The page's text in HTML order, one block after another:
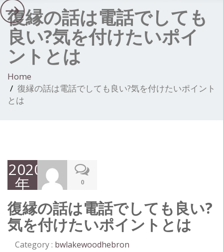
復縁の話は電話でしても
良い?気を付けたいポイ
ントとは
Home
復縁の話は電話でしても良い?気を付けたいポイント
とは
2020
年
12
月
11
日
0
復縁の話は電話でしても良い?
気を付けたいポイントとは
Category : bwlakewoodhebron